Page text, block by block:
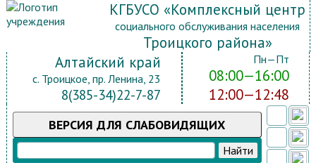
КГБУСО «Комплексный центр
социального обслуживания населения
Троицкого района»
Алтайский край
с. Троицкое, пр. Ленина, 23
8(385-34)22-7-87
Пн—Пт
08:00—16:00
12:00—12:48
ВЕРСИЯ ДЛЯ СЛАБОВИДЯЩИХ